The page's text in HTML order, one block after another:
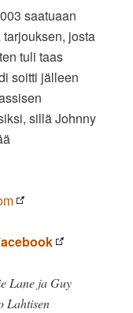
saatuaan
josta
tuli taas
soitti jälleen
sillä Johnny
Lane ja Guy
Lahtisen